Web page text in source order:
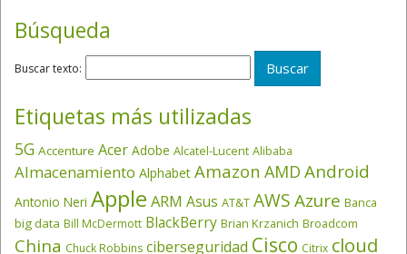
Búsqueda
Buscar texto:
Etiquetas más utilizadas
5G Accenture Acer Adobe Alcatel-Lucent Alibaba
Almacenamiento Alphabet Amazon AMD Android
Antonio Neri Apple ARM Asus AT&T AWSAzure Banca
big data Bill McDermott BlackBerry Brian Krzanich Broadcom
China Chuck Robbins ciberseguridad Cisco Citrix cloud